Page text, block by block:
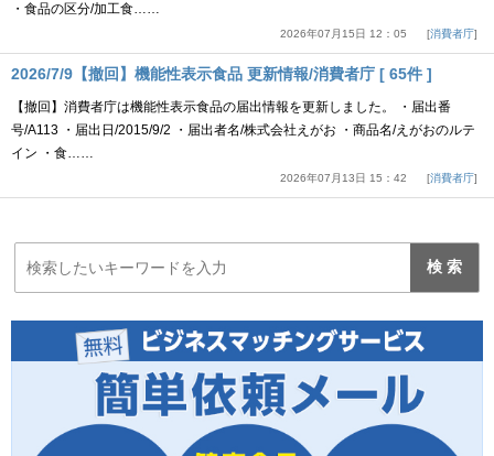
・食品の区分/加工食……
2026年07月15日 12：05 消費者庁
2026/7/9【撤回】機能性表示食品 更新情報/消費者庁 [ 65件 ]
【撤回】消費者庁は機能性表示食品の届出情報を更新しました。 ・届出番
号/A113 ・届出日/2015/9/2 ・届出者名/株式会社えがお ・商品名/えがおのルテ
イン ・食……
2026年07月13日 15：42 消費者庁